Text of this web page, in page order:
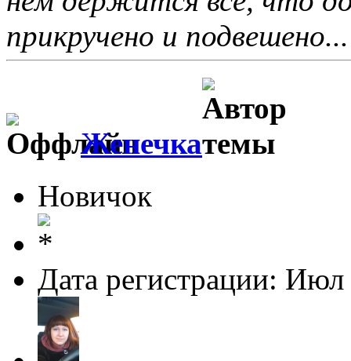
прикручено и подвешено...
Женечка
Новичок
Дата регистрации: